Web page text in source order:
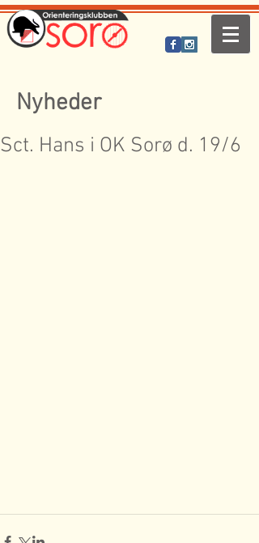
Nyheder
Sct. Hans i OK Sorø d. 19/6